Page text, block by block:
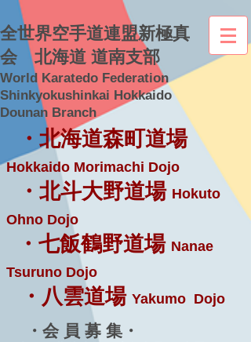
全世界空手道連盟新極真
会 北海道 道南支部
World Karatedo Federation
Shinkyokushinkai Hokkaido
Dounan Branch
・北海道森町道場
Hokkaido Morimachi Dojo
・北斗大野道場 Hokuto
Ohno Dojo
・七飯鶴野道場 Nanae
Tsuruno Dojo
・八雲道場 Yakumo Dojo
・会 員 募 集・